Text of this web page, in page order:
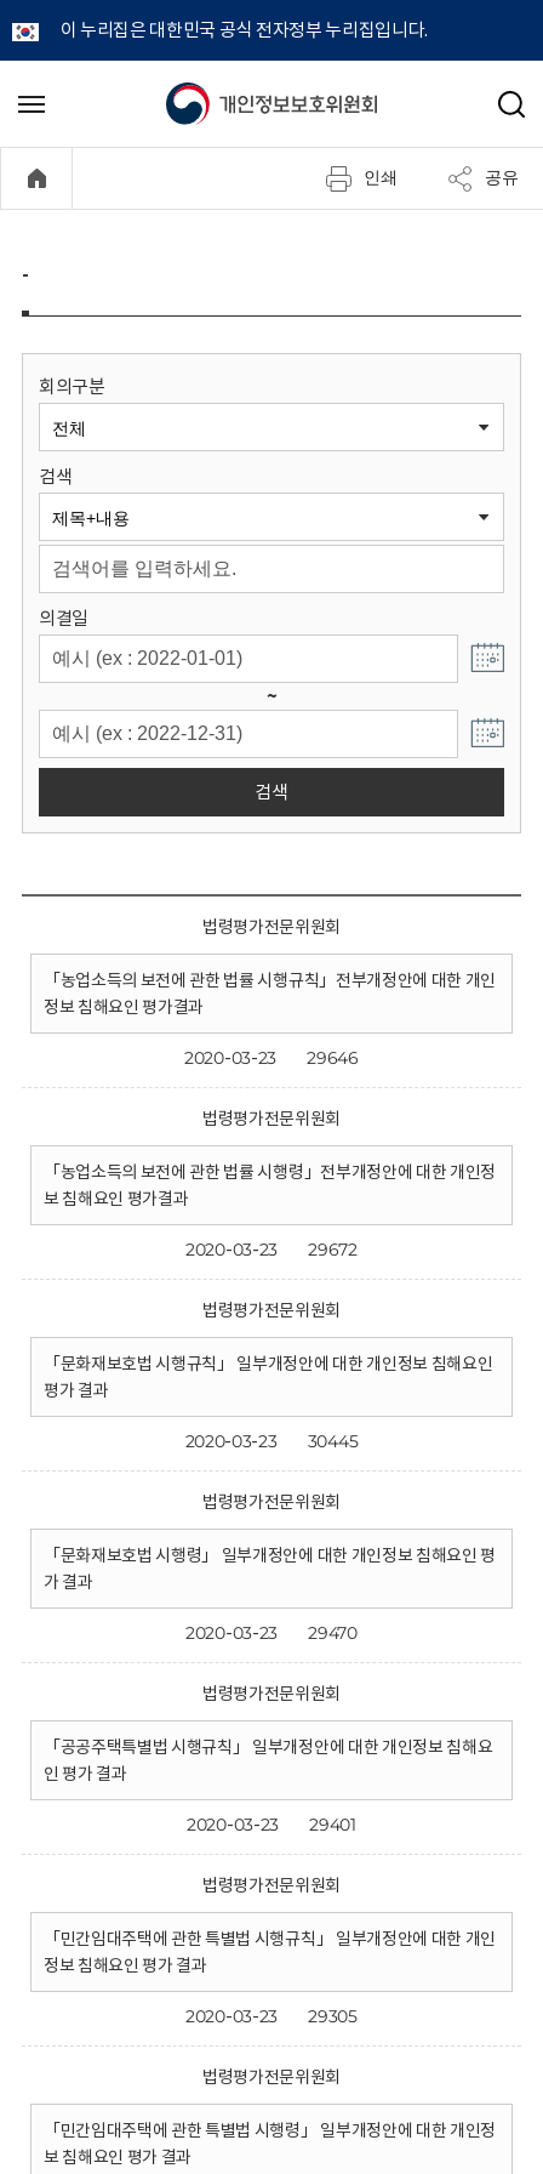
이 누리집은 대한민국 공식 전자정부 누리집입니다.
개
정
보
원
회
메
기
검
인쇄 공유
-
회의구분
검색
의결일
~
검색
법령평가전문위원회
「농업소득의 보전에 관한 법률 시행규칙」전부개정안에 대한 개인
정보 침해요인 평가결과
2020-03-23 29646
법령평가전문위원회
「농업소득의 보전에 관한 법률 시행령」전부개정안에 대한 개인정
보 침해요인 평가결과
2020-03-23 29672
법령평가전문위원회
「문화재보호법 시행규칙」 일부개정안에 대한 개인정보 침해요인
평가 결과
2020-03-23 30445
법령평가전문위원회
「문화재보호법 시행령」 일부개정안에 대한 개인정보 침해요인 평
가 결과
2020-03-23 29470
법령평가전문위원회
「공공주택특별법 시행규칙」 일부개정안에 대한 개인정보 침해요
인 평가 결과
2020-03-23 29401
법령평가전문위원회
「민간임대주택에 관한 특별법 시행규칙」 일부개정안에 대한 개인
정보 침해요인 평가 결과
2020-03-23 29305
법령평가전문위원회
「민간임대주택에 관한 특별법 시행령」 일부개정안에 대한 개인정
보 침해요인 평가 결과